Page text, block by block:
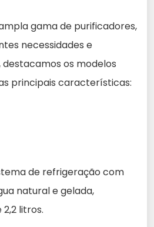
gama de purificadores,
necessidades e
os modelos
principais características:
de refrigeração com
natural e gelada,
litros.